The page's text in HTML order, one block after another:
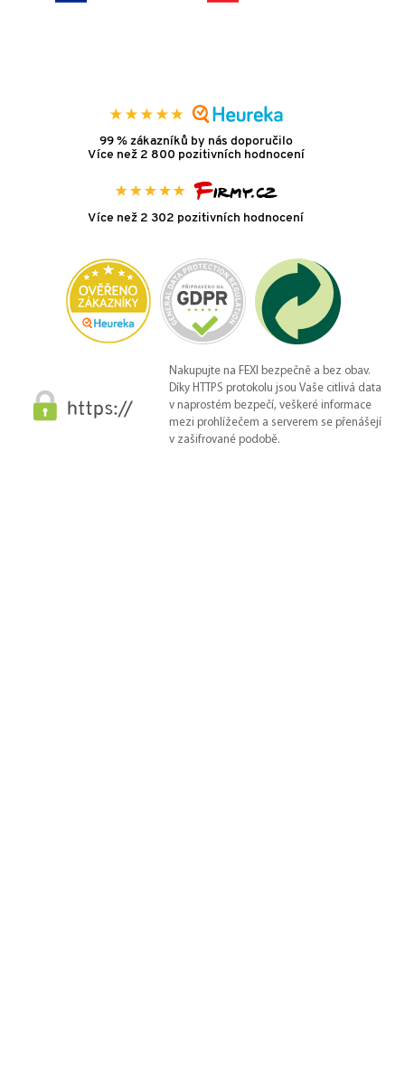
99 % zákazníků by nás doporučilo
Více než 2 800 pozitivních hodnocení
Více než 2 302 pozitivních hodnocení
Nakupujte na FEXI bezpečně a bez obav.
Díky HTTPS protokolu jsou Vaše citlivá data
v naprostém bezpečí, veškeré informace
mezi prohlížečem a serverem se přenášejí
v zašifrované podobě.